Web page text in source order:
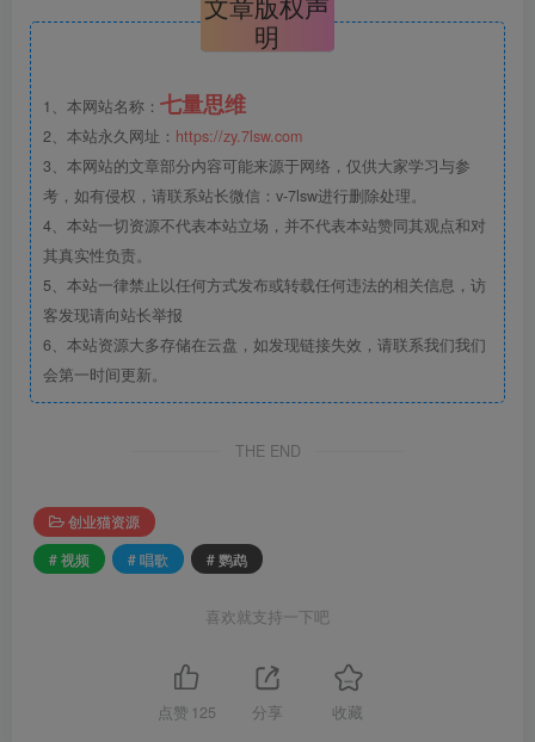
明
1、本网站名称： 七量思维
2、本站永久网址： https://zy.7lsw.com
3、本网站的文章部分内容可能来源于网络，仅供大家学习与参
考，如有侵权，请联系站长微信：v-7lsw进行删除处理。
4、本站一切资源不代表本站立场，并不代表本站赞同其观点和对
其真实性负责。
5、本站一律禁止以任何方式发布或转载任何违法的相关信息，访
客发现请向站长举报
6、本站资源大多存储在云盘，如发现链接失效，请联系我们我们
会第一时间更新。
THE END
创业猫资源
# 视频
# 唱歌 # 鹦鹉
喜欢就支持一下吧
点赞 125 分享 收藏